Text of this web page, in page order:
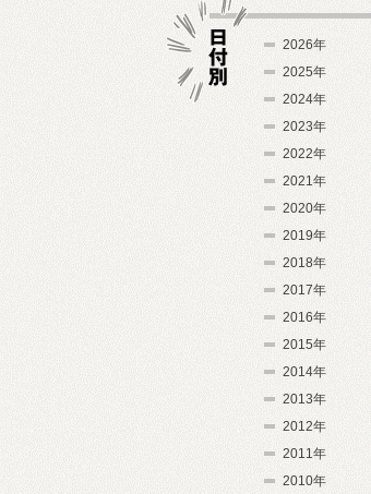
2026年
2025年
2024年
2023年
2022年
2021年
2020年
2019年
2018年
2017年
2016年
2015年
2014年
2013年
2012年
2011年
2010年